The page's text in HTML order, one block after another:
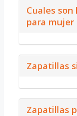
Cuales
para mujer
Zapatillas
Zapatillas